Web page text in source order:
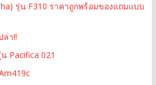
รุ่น F310 ราคาถูกพร้อมของแถมแบบ
ล่า!!
Pacifica 021